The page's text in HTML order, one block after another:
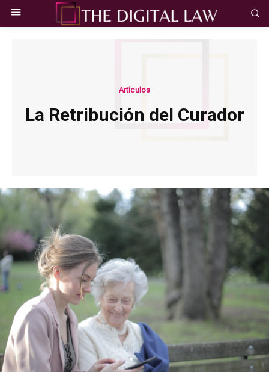
Artículos
La Retribución del Curador